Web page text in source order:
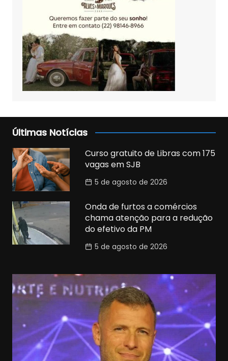
Últimas Notícias
Curso gratuito de Libras com 175
vagas em SJB
5 de agosto de 2026
Onda de furtos a comércios
chama atenção para a redução
do efetivo da PM
5 de agosto de 2026